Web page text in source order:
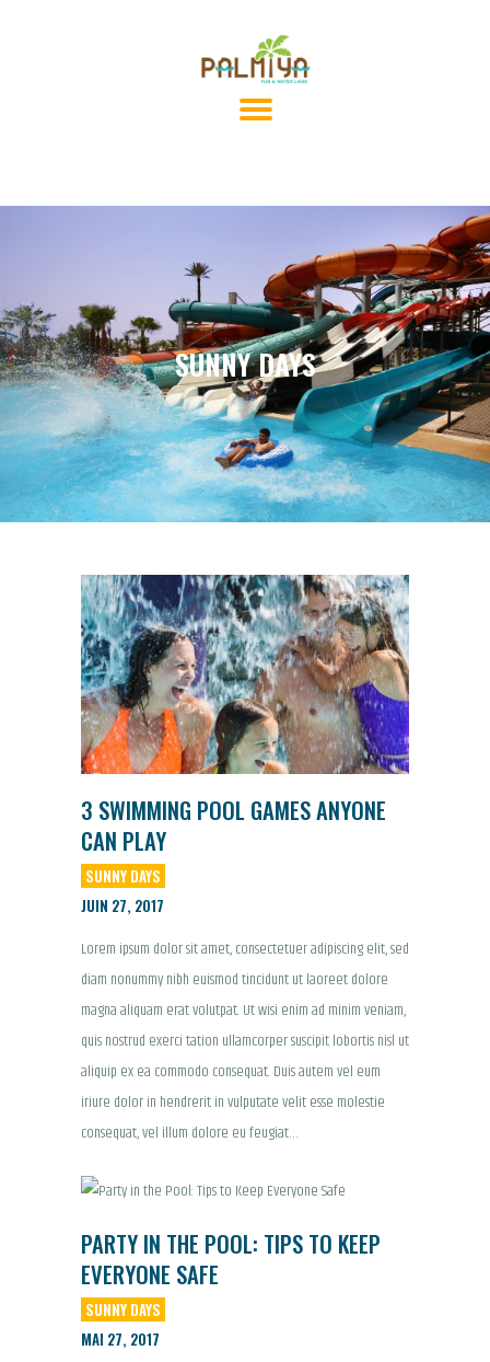
SUNNY DAYS
3 SWIMMING POOL GAMES ANYONE
CAN PLAY
SUNNY DAYS
JUIN 27, 2017
Lorem ipsum dolor sit amet, consectetuer adipiscing elit, sed
diam nonummy nibh euismod tincidunt ut laoreet dolore
magna aliquam erat volutpat. Ut wisi enim ad minim veniam,
quis nostrud exerci tation ullamcorper suscipit lobortis nisl ut
aliquip ex ea commodo consequat. Duis autem vel eum
iriure dolor in hendrerit in vulputate velit esse molestie
consequat, vel illum dolore eu feugiat…
PARTY IN THE POOL: TIPS TO KEEP
EVERYONE SAFE
SUNNY DAYS
MAI 27, 2017